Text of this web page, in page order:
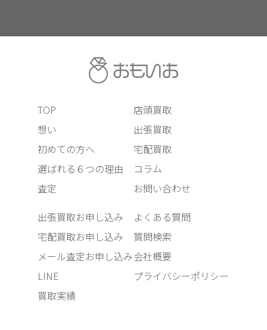
TOP
想い
初めての方へ
選ばれる６つの理由
査定
店頭買取
出張買取
宅配買取
コラム
お問い合わせ
出張買取お申し込み
宅配買取お申し込み
メール査定お申し込み
LINE
買取実績
よくある質問
質問検索
会社概要
プライバシーポリシー